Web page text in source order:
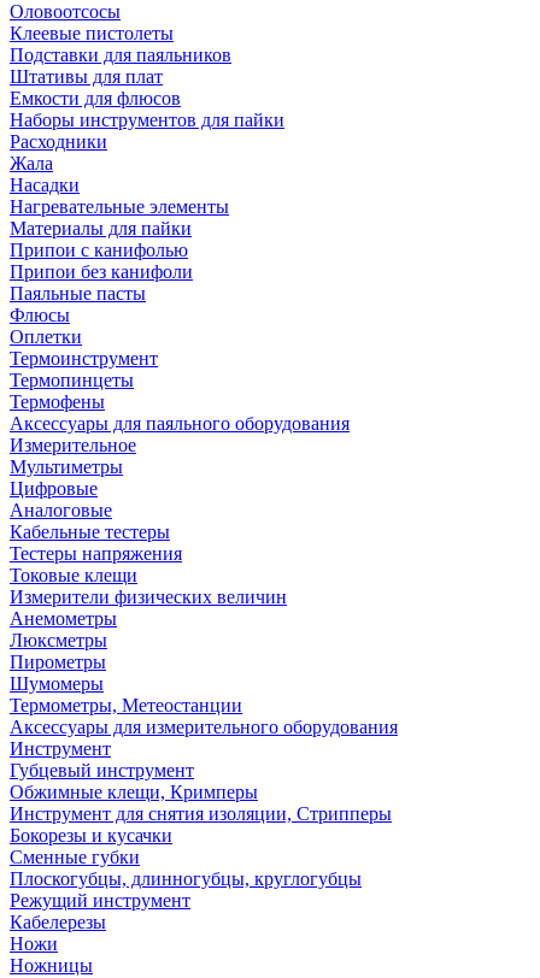
Оловоотсосы
Клеевые пистолеты
Подставки для паяльников
Штативы для плат
Емкости для флюсов
Наборы инструментов для пайки
Расходники
Жала
Насадки
Нагревательные элементы
Материалы для пайки
Припои с канифолью
Припои без канифоли
Паяльные пасты
Флюсы
Оплетки
Термоинструмент
Термопинцеты
Термофены
Аксессуары для паяльного оборудования
Измерительное
Мультиметры
Цифровые
Аналоговые
Кабельные тестеры
Тестеры напряжения
Токовые клещи
Измерители физических величин
Анемометры
Люксметры
Пирометры
Шумомеры
Термометры, Метеостанции
Аксессуары для измерительного оборудования
Инструмент
Губцевый инструмент
Обжимные клещи, Кримперы
Инструмент для снятия изоляции, Стрипперы
Бокорезы и кусачки
Сменные губки
Плоскогубцы, длинногубцы, круглогубцы
Режущий инструмент
Кабелерезы
Ножи
Ножницы